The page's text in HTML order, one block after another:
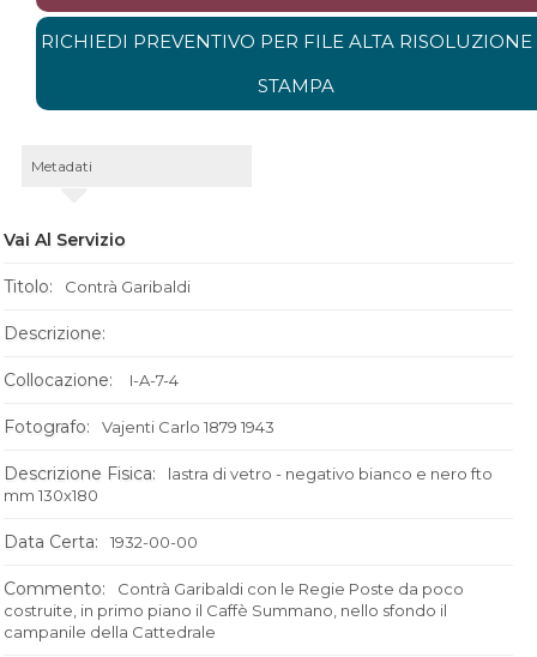
RICHIEDI PREVENTIVO PER FILE ALTA RISOLUZIONE
STAMPA
Metadati
Fotografo: Vajenti Carlo 1879 1943
Vai Al Servizio
Titolo: Contrà Garibaldi
Descrizione Fisica:
lastra di vetro - negativo bianco e nero fto
mm 130x180
Descrizione:
Data Certa: 1932-00-00
Collocazione: I-A-7-4
Commento:
Contrà Garibaldi con le Regie Poste da poco
costruite, in primo piano il Caffè Summano, nello sfondo il
campanile della Cattedrale